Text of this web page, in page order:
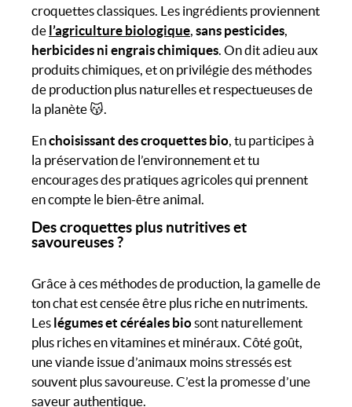
croquettes classiques. Les ingrédients proviennent
de l’agriculture biologique, sans pesticides,
herbicides ni engrais chimiques. On dit adieu aux
produits chimiques, et on privilégie des méthodes
de production plus naturelles et respectueuses de
la planète 😽.
Enchoisissant des croquettes bio, tu participes à
la préservation de l’environnement et tu
encourages des pratiques agricoles qui prennent
en compte le bien-être animal.
Des croquettes plus nutritives et
savoureuses ?
Grâce à ces méthodes de production, la gamelle de
ton chat est censée être plus riche en nutriments.
Les légumes et céréales biosont naturellement
plus riches en vitamines et minéraux. Côté goût,
une viande issue d’animaux moins stressés est
souvent plus savoureuse. C’est la promesse d’une
saveur authentique.